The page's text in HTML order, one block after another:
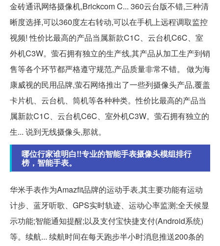
金砖通讯网络摄像机,Brickcom C... 360云台版不错,三种清
晰度选择,可以360度左右转动,可以在手机上远程调取监控
视频! 性价比最高的产品当属新款C1C、云台机C6C、室
外机C3W。萤石拥有独立的生产线,其产品从加工生产到销
售等各个环节都严格遵守规范,产品质量非常不错。 做为海
康威视的民用品牌,萤石网络推出了一些列摄像头产品,覆盖
卡片机、云台机、筒机等各种种类。性价比最高的产品当
属新款C1C、云台机C6C、室外机C3W。萤石拥有独立的
生... 说到无线摄像头,那就。
哪位行家谁明白!!专业的智能手表摄像头模组排行
榜，智能手表。
华米手表作为Amazfit品牌的运动手表,其主要功能有运动
计步、蓝牙听歌、GPS实时轨迹、运动心率监测;全天候显
示功能;智能通知提醒;以及支付宝快捷支付(Android系统)
等。续航... 续航时间在每天跑步半小时消息推送200条的